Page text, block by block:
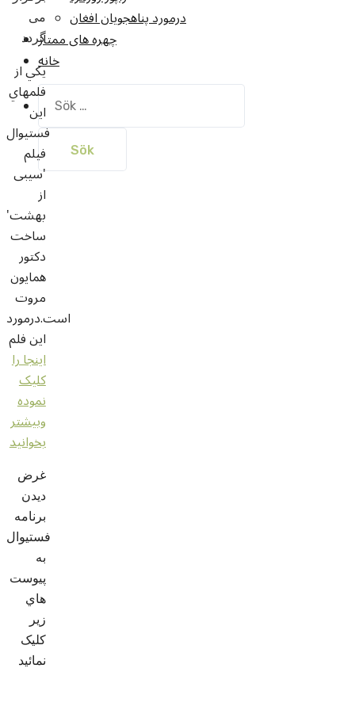
درمورد پناهجويان افغان
چهره های ممتاز
خانه
Sök
efter:
می
گردد
يکي از
فلمهاي
اين
فستيوال
فیلم
'سیبی
از
بهشت'
ساخت
دکتور
همايون
مروت
است.درمورد
اين فلم
اينجا را
کليک
نموده
وبيشتر
بخوانيد
غرض
ديدن
برنامه
فستيوال
به
پيوست
هاي
زير
کليک
نمائيد